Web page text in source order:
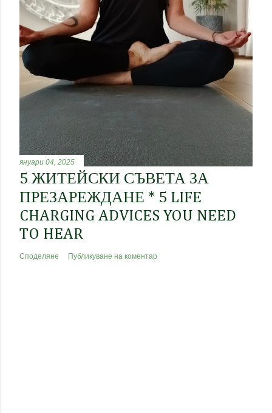
януари 04, 2025
5 ЖИТЕЙСКИ СЪВЕТА ЗА
ПРЕЗАРЕЖДАНЕ * 5 LIFE
CHARGING ADVICES YOU NEED
TO HEAR
Споделяне Публикуване на коментар